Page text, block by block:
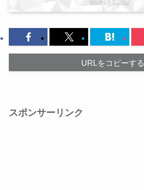
URLをコピーする
スポンサーリンク